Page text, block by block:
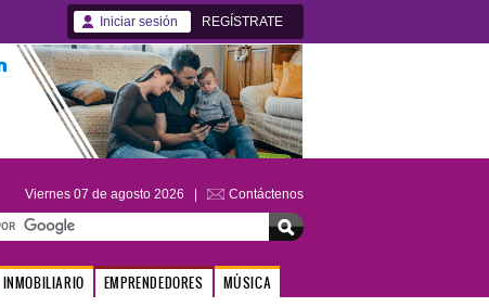
Iniciar sesión REGÍSTRATE
Viernes 07 de agosto 2026 | Contáctenos
INMOBILIARIO EMPRENDEDORES MÚSICA